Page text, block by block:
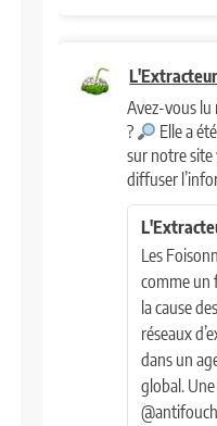
L'Extracteur
Avez-vous
?
Elle a
sur notre
diffuser
Les
comme un
la cause
réseaux
dans un
global.